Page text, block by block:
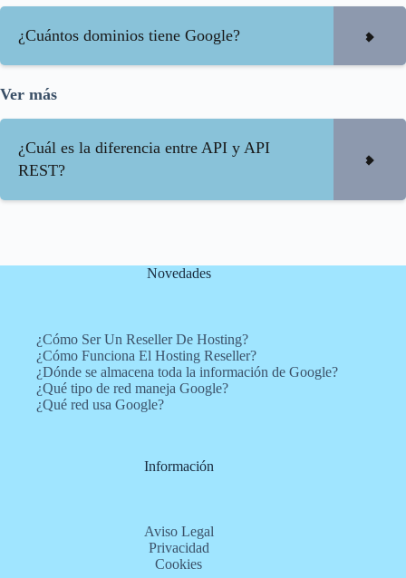
¿Cuántos dominios tiene Google?
Ver más
¿Cuál es la diferencia entre API y API
REST?
Novedades
¿Cómo Ser Un Reseller De Hosting?
¿Cómo Funciona El Hosting Reseller?
¿Dónde se almacena toda la información de Google?
¿Qué tipo de red maneja Google?
¿Qué red usa Google?
Información
Aviso Legal
Privacidad
Cookies